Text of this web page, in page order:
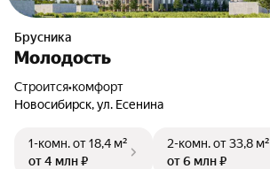
Брусника
Молодость
Строится•комфорт
Новосибирск, ул. Есенина
1-комн.от 18,4 м²
от 4 млн ₽
2-комн.от 33,8 м²
от 6 млн ₽